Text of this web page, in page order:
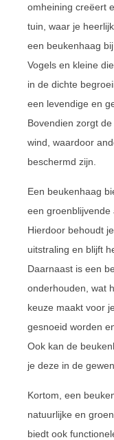
omheining creëert
tuin, waar je
een beukenhaag
Vogels en kleine
in de dichte
een levendige en
Bovendien zorgt
wind, waardoor
beschermd zijn.
Een beukenhaag
een groenblijvende
Hierdoor behoudt
uitstraling en blijft
Daarnaast is een
onderhouden, wat
keuze maakt voor
gesnoeid worden
Ook kan de
je deze in de
Kortom, een
natuurlijke en
biedt ook